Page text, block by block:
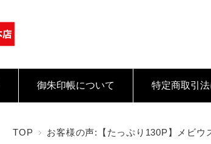
御朱印帳について 特定商取引法
TOP お客様の声:【たっぷり130P】メビ